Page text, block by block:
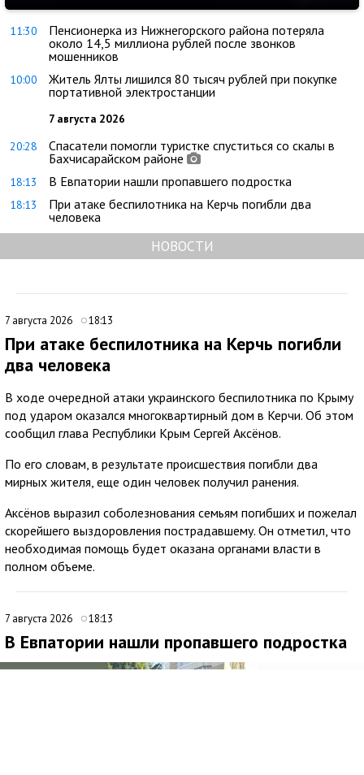
11:30
Пенсионерка из Нижнегорского района потеряла
около 14,5 миллиона рублей после звонков
мошенников
10:00
Житель Ялты лишился 80 тысяч рублей при покупке
портативной электростанции
7 августа 2026
20:28
Спасатели помогли туристке спуститься со скалы в
Бахчисарайском районе
18:13 В Евпатории нашли пропавшего подростка
18:13
При атаке беспилотника на Керчь погибли два
человека
НОВОСТИ
7 августа 2026 18:13
При атаке беспилотника на Керчь погибли
два человека
В ходе очередной атаки украинского беспилотника по Крыму
под ударом оказался многоквартирный дом в Керчи. Об этом
сообщил глава Республики Крым Сергей Аксёнов.
По его словам, в результате происшествия погибли два
мирных жителя, еще один человек получил ранения.
Аксёнов выразил соболезнования семьям погибших и пожелал
скорейшего выздоровления пострадавшему. Он отметил, что
необходимая помощь будет оказана органами власти в
полном объеме.
7 августа 2026 18:13
В Евпатории нашли пропавшего подростка